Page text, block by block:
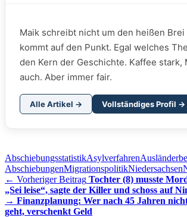
Maik schreibt nicht um den heißen
kommt auf den Punkt. Egal welches
den Kern der Geschichte. Kaffee stark,
auch. Aber immer fair.
Alle Artikel → Vollständiges Profil →
AbschiebungsstatistikAsylverfahren
AbschiebungenMigrationspolitikNiedersachsen
← Vorheriger Beitrag Tochter (8) musste
„Sei leise“, sagte der Killer und schoss auf
→ Finanzplanung: Wer nach 45 Jahren
geht, verschenkt Geld